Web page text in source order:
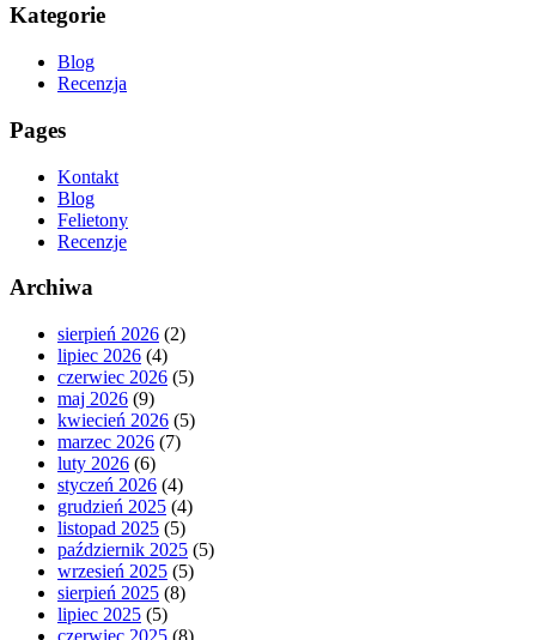
Kategorie
Blog
Recenzja
Pages
Kontakt
Blog
Felietony
Recenzje
Archiwa
sierpień 2026 (2)
lipiec 2026 (4)
czerwiec 2026 (5)
maj 2026 (9)
kwiecień 2026 (5)
marzec 2026 (7)
luty 2026 (6)
styczeń 2026 (4)
grudzień 2025 (4)
listopad 2025 (5)
październik 2025 (5)
wrzesień 2025 (5)
sierpień 2025 (8)
lipiec 2025 (5)
czerwiec 2025 (8)